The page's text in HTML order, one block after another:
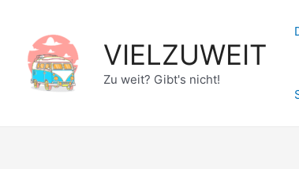
springen
VIELZUWEIT
Zu weit? Gibt's nicht!